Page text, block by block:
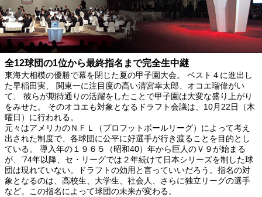
全12球団の1位から最終指名まで完全生中継
東海大相模の優勝で幕を閉じた夏の甲子園大会。 ベスト４に進出し
た早稲田実、 関東一に注目度の高い清宮幸太郎、オコエ瑠偉がい
て、 彼らが期待通りの活躍をしたことで甲子園は大変な盛り上がり
をみせた。 そのオコエも対象となるドラフト会議は、10月22日（木
曜日）に行われる。
元々はアメリカのＮＦＬ（プロフットボールリーグ）によって考え
出された制度で、各球団に公平に好選手が行き渡ることを目的とし
ている。 導入年の１９６５（昭和40）年から巨人のＶ９が始まる
が、’74年以降、セ・リーグでは２年続けて日本シリーズを制した球
団は現れていない。ドラフトの効用と言っていいだろう。指名の対
象となるのは、高校生、大学生、社会人、さらに独立リーグの選手
など。この指名によって球団の未来が変わる。